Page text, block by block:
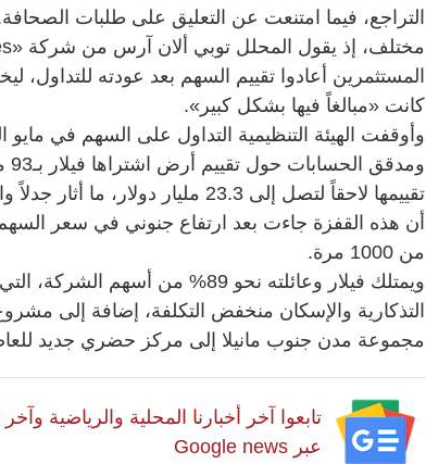
التراجع، فيما امتنعت عن التعليق على طلبات
المستثمرين أعادوا تقييم السهم بعد عودته للتداول،
كانت «مبالغاً فيها بشكل كبير».
وأوقفت الهيئة التنظيمية التداول على السهم في
تقييمها لاحقاً لتصل إلى 23.3 مليار
أن هذه القفزة جاءت بعد ارتفاع جنوني في سعر
من 1000 مرة.
ويمتلك فيلار وعائلته نحو 89% من
مجموعة مدن جنوب مانيلا إلى مركز حضري جديد
تابعوا آخر أخبارنا المحلية والرياضية
عبر Google news